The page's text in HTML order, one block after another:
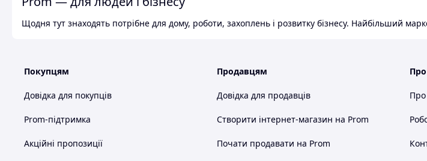
Щодня тут знаходять потрібне для дому, роботи, захоплень і розвитку бізнесу. Найбільший
Покупцям
Довідка для покупців
Prom-підтримка
Акційні пропозиції
Продавцям
Довідка для продавців
Створити інтернет-магазин на Prom
Почати продавати на Prom